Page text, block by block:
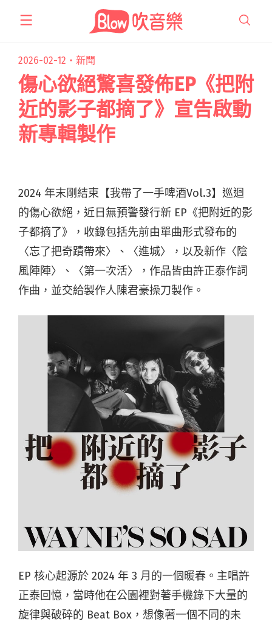
2026-02-12・ 新聞
傷心欲絕驚喜發佈EP《把附
近的影子都摘了》宣告啟動
新專輯製作
2024 年末剛結束 【我帶了一手啤酒Vol.3】巡迴
的傷心欲絕，近日無預警發行新 EP 《把附近的影
子都摘了》，收錄包括先前由單曲形式發布的
〈忘了把奇蹟帶來〉、〈進城〉，以及新作〈陰
風陣陣〉、〈第一次活〉，作品皆由許正泰作詞
作曲，並交給製作人陳君豪操刀製作。
EP 核心起源於 2024 年 3 月的一個暖春。主唱許
正泰回憶，當時他在公園裡對著手機錄下大量的
旋律與破碎的 Beat Box，想像著一個不同的未